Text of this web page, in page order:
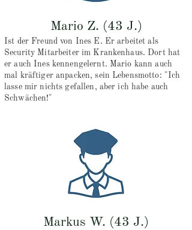
Mario Z. (43 J.)
Ist der Freund von Ines E. Er arbeitet als
Security Mitarbeiter im Krankenhaus. Dort hat
er auch Ines kennengelernt. Mario kann auch
mal kräftiger anpacken, sein Lebensmotto: "Ich
lasse mir nichts gefallen, aber ich habe auch
Schwächen!"
Markus W. (43 J.)